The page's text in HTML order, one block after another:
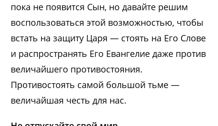
пока не появится Сын, но давайте решим
воспользоваться этой возможностью, чтобы
встать на защиту Царя — стоять на Его Слове
и распространять Его Евангелие даже против
величайшего противостояния.
Противостоять самой большой тьме —
величайшая честь для нас.